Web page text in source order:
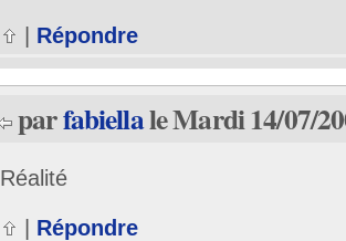
Répondre
parfabiellale Mardi 14/07/
Réalité
| Répondre